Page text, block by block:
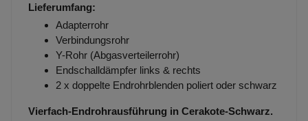
Lieferumfang:
Adapterrohr
Verbindungsrohr
Y-Rohr (Abgasverteilerrohr)
Endschalldämpfer links & rechts
2 x doppelte Endrohrblenden poliert oder schwarz
Vierfach-Endrohrausführung in Cerakote-Schwarz.